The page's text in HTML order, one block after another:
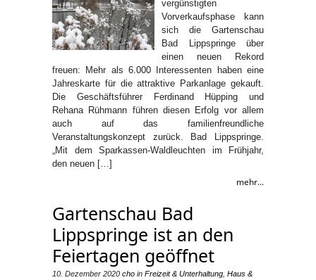
vergünstigten
Vorverkaufsphase kann
sich die Gartenschau
Bad Lippspringe über
einen neuen Rekord
freuen: Mehr als 6.000 Interessenten haben eine
Jahreskarte für die attraktive Parkanlage gekauft.
Die Geschäftsführer Ferdinand Hüpping und
Rehana Rühmann führen diesen Erfolg vor allem
auch auf das familienfreundliche
Veranstaltungskonzept zurück. Bad Lippspringe.
„Mit dem Sparkassen-Waldleuchten im Frühjahr,
den neuen […]
mehr...
Gartenschau Bad
Lippspringe ist an den
Feiertagen geöffnet
10. Dezember 2020 cho in Freizeit & Unterhaltung Haus &